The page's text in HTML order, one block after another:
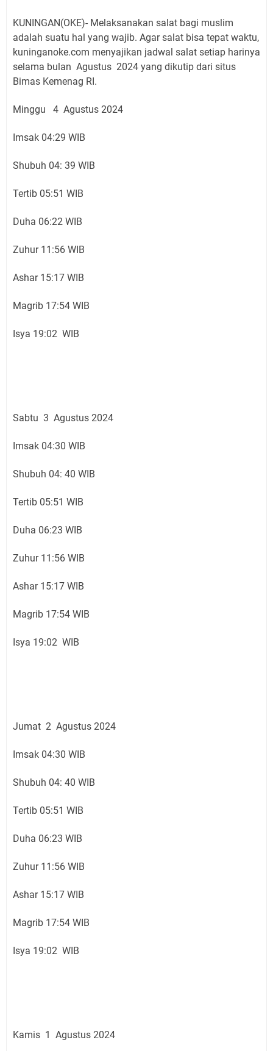
KUNINGAN(OKE)- Melaksanakan salat bagi muslim
adalah suatu hal yang wajib. Agar salat bisa tepat waktu,
kuninganoke.com menyajikan jadwal salat setiap harinya
selama bulan Agustus 2024 yang dikutip dari situs
Bimas Kemenag RI.
Minggu 4 Agustus 2024
Imsak 04:29 WIB
Shubuh 04: 39 WIB
Tertib 05:51 WIB
Duha 06:22 WIB
Zuhur 11:56 WIB
Ashar 15:17 WIB
Magrib 17:54 WIB
Isya 19:02 WIB
Sabtu 3 Agustus 2024
Imsak 04:30 WIB
Shubuh 04: 40 WIB
Tertib 05:51 WIB
Duha 06:23 WIB
Zuhur 11:56 WIB
Ashar 15:17 WIB
Magrib 17:54 WIB
Isya 19:02 WIB
Jumat 2 Agustus 2024
Imsak 04:30 WIB
Shubuh 04: 40 WIB
Tertib 05:51 WIB
Duha 06:23 WIB
Zuhur 11:56 WIB
Ashar 15:17 WIB
Magrib 17:54 WIB
Isya 19:02 WIB
Kamis 1 Agustus 2024